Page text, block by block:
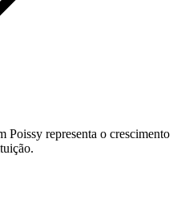
Poissy representa o crescimento